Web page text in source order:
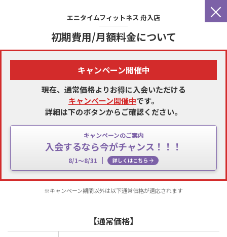
×
エニタイムフィットネス 舟入店
初期費用/月額料金について
キャンペーン開催中
現在、通常価格よりお得に入会いただける
キャンペーン開催中です。
詳細は下のボタンからご確認ください。
キャンペーンのご案内
入会するなら今がチャンス！！！
8/1～8/31 詳しくはこちら
※キャンペーン期間以外は以下通常価格が適応されます
【通常価格】